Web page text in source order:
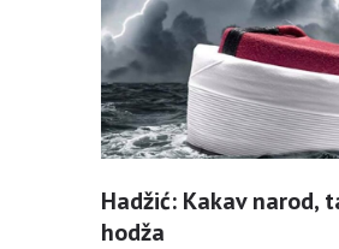
ASOCIJACIJE
USLUGE
MULTIMEDIJA
KONTAKT
Hadžić: Kakav narod,
hodža